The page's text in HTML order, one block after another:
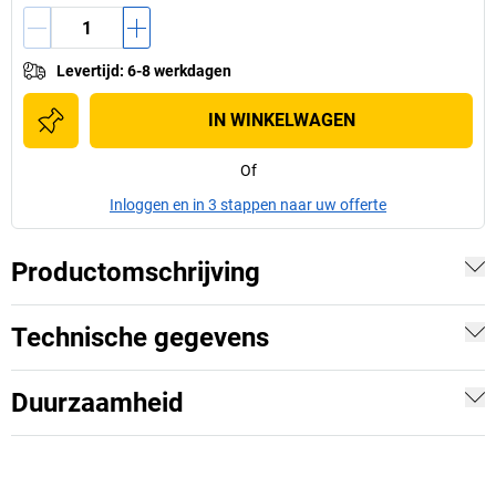
Levertijd: 6-8 werkdagen
IN WINKELWAGEN
Of
Inloggen en in 3 stappen naar uw offerte
Productomschrijving
Technische gegevens
Duurzaamheid